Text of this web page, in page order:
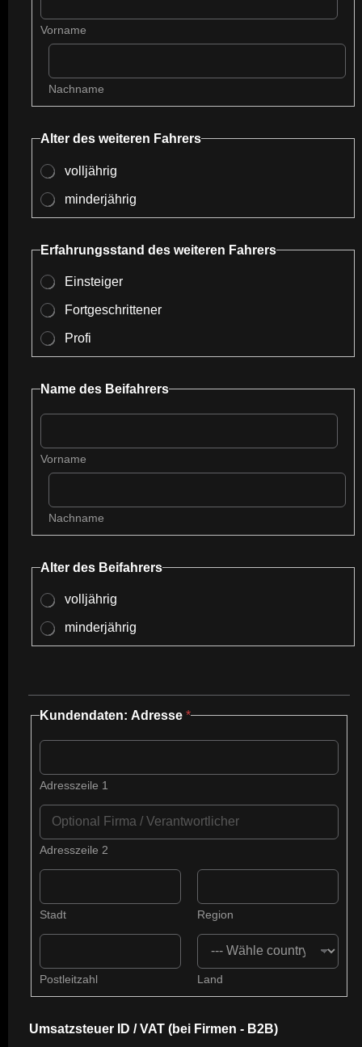
Vorname
Nachname
Alter des weiteren Fahrers
volljährig
minderjährig
Erfahrungsstand des weiteren Fahrers
Einsteiger
Fortgeschrittener
Profi
Name des Beifahrers
Vorname
Nachname
Alter des Beifahrers
volljährig
minderjährig
a Kundendaten: Adresse *
Adresszeile 1
Adresszeile 2
Stadt Region
Postleitzahl Land
Umsatzsteuer ID / VAT (bei Firmen - B2B)